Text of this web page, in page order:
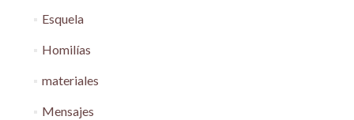
Esquela
Homilías
materiales
Mensajes